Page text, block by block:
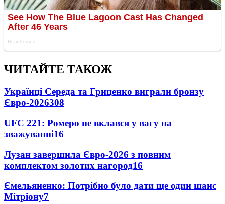
ЧИТАЙТЕ ТАКОЖ
Українці Середа та Гриценко виграли бронзу
Євро-2026308
UFC 221: Ромеро не вклався у вагу на
зважуванні16
Лузан завершила Євро-2026 з повним
комплектом золотих нагород16
Ємельяненко: Потрібно було дати ще один шанс
Мітріону7